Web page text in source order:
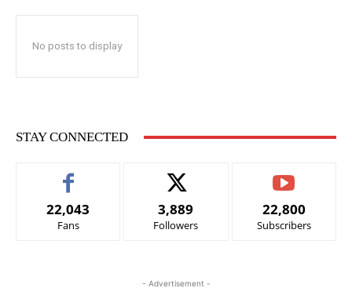
No posts to display
STAY CONNECTED
22,043
Fans
3,889
Followers
22,800
Subscribers
- Advertisement -